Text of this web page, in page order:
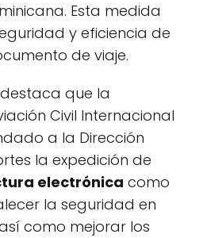
Esta medida
y eficiencia de
de viaje.
que la
Civil Internacional
a la Dirección
la expedición de
electrónica como
la seguridad en
como mejorar los